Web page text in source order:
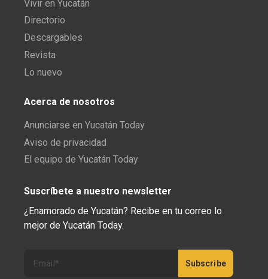
Vivir en Yucatán
Directorio
Descargables
Revista
Lo nuevo
Acerca de nosotros
Anunciarse en Yucatán Today
Aviso de privacidad
El equipo de Yucatán Today
Suscríbete a nuestro newsletter
¿Enamorado de Yucatán? Recibe en tu correo lo
mejor de Yucatán Today.